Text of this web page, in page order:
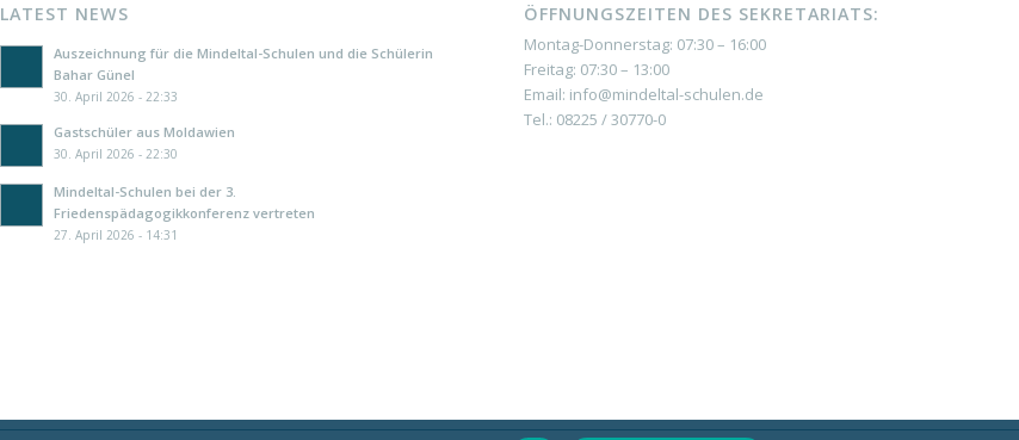
LATEST NEWS
Auszeichnung für die Mindeltal-Schulen und die Schülerin
Bahar Günel
30. April 2026 - 22:33
Gastschüler aus Moldawien
30. April 2026 - 22:30
Mindeltal-Schulen bei der 3.
Friedenspädagogikkonferenz vertreten
27. April 2026 - 14:31
ÖFFNUNGSZEITEN DES SEKRETARIATS:
Montag-Donnerstag: 07:30 – 16:00
Freitag: 07:30 – 13:00
Email: info@mindeltal-schulen.de
Tel.: 08225 / 30770-0